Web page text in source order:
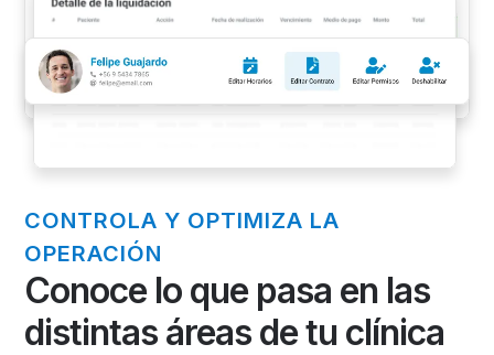
CONTROLA Y OPTIMIZA LA
OPERACIÓN
Conoce lo que pasa en las
distintas áreas de tu clínica